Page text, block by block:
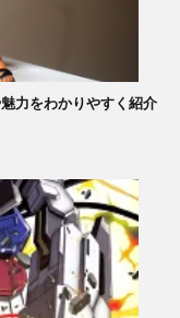
力をわかりやすく紹介